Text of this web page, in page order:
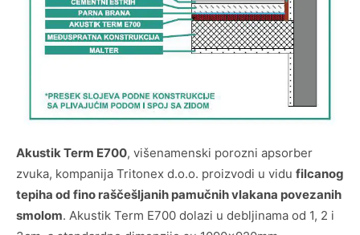
Akustik Term E700, višenamenski porozni apsorber
zvuka, kompanija Tritonex d.o.o. proizvodi u vidu filcanog
tepiha od fino raščešljanih pamučnih vlakana povezanih
smolom. Akustik Term E700 dolazi u debljinama od 1, 2 i